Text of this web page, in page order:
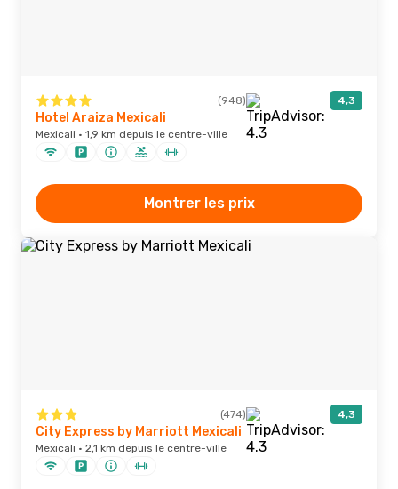
(948) 4,3
Hotel Araiza Mexicali
Mexicali · 1,9 km depuis le centre-ville
Montrer les prix
(474) 4,3
City Express by Marriott Mexicali
Mexicali · 2,1 km depuis le centre-ville